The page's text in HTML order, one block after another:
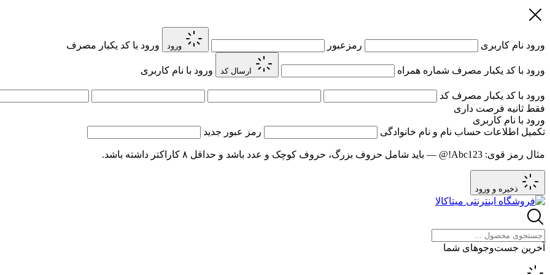
ورود نام کاربری رمزعبور ورود ورود با کد یکبار مصرف
ورود با کد یکبار مصرف شماره همراه ارسال کد ورود با نام کاربری
ورود با کد یکبار مصرف کد
فقط ثانیه فرصت داری
ورود با نام کاربری
تکمیل اطلاعات حساب نام و نام خانوادگی رمز عبور جدید
مثال رمز قوی: Abc123!@ — باید شامل حروف بزرگ، حروف کوچک و عدد باشد و حداقل ۸ کاراکتر داشته باشد.
ذخیره و ورود
آخرین جست‌وجوهای شما